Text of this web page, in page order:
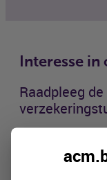
Interesse in
Raadpleeg